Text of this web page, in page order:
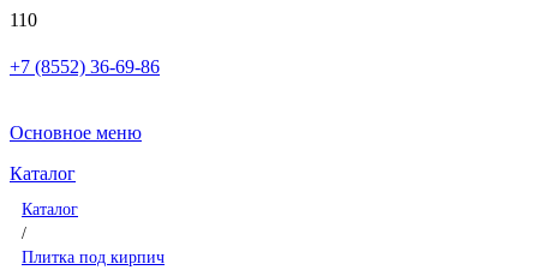
+7 (8552) 36-69-86
Основное меню
Каталог
Каталог
/
Плитка под кирпич